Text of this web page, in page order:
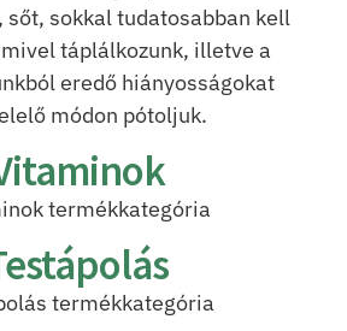
sőt, sokkal tudatosabban kell
táplálkozunk, illetve a
eredő hiányosságokat
módon pótoljuk.
termékkategória
termékkategória